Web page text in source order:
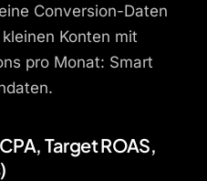
Conversion-Daten
Konten mit
pro Monat: Smart
Target ROAS,